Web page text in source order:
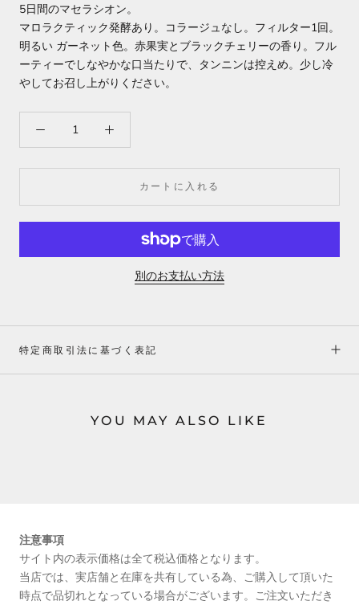
5日間のマセラシオン。
マロラクティック発酵あり。コラージュなし。フィルター1回。
明るい ガーネット色。赤果実とブラックチェリーの香り。フル
ーティーでしなやかな口当たりで、タンニンは控えめ。少し冷
やしてお召し上がりください。
カートに入れる
別のお支払い方法
特定商取引法に基づく表記
YOU MAY ALSO LIKE
注意事項
サイト内の表示価格は全て税込価格となります。
当店では、実店舗と在庫を共有している為、ご購入して頂いた
時点で品切れとなっている場合がございます。ご注文いただき